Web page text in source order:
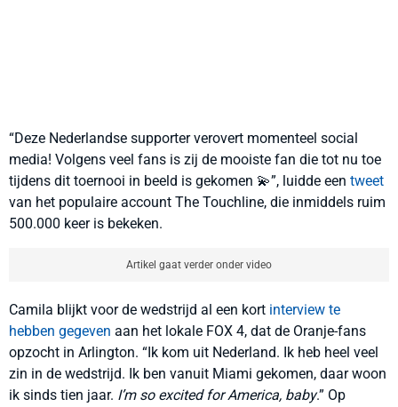
“Deze Nederlandse supporter verovert momenteel social
media! Volgens veel fans is zij de mooiste fan die tot nu toe
tijdens dit toernooi in beeld is gekomen 💫”, luidde een tweet
van het populaire account The Touchline, die inmiddels ruim
500.000 keer is bekeken.
Artikel gaat verder onder video
Camila blijkt voor de wedstrijd al een kort interview te
hebben gegeven aan het lokale FOX 4, dat de Oranje-fans
opzocht in Arlington. “Ik kom uit Nederland. Ik heb heel veel
zin in de wedstrijd. Ik ben vanuit Miami gekomen, daar woon
ik sinds tien jaar. I’m so excited for America, baby.” Op